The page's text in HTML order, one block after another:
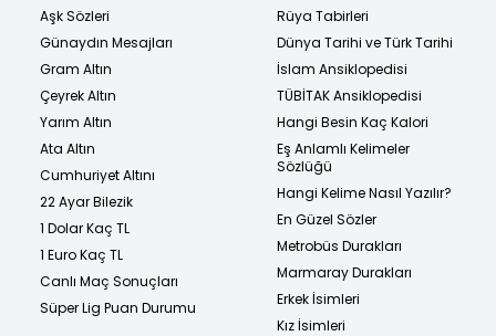
Aşk Sözleri
Günaydın Mesajları
Gram Altın
Çeyrek Altın
Yarım Altın
Ata Altın
Cumhuriyet Altını
22 Ayar Bilezik
1 Dolar Kaç TL
1 Euro Kaç TL
Canlı Maç Sonuçları
Süper Lig Puan Durumu
Rüya Tabirleri
Dünya Tarihi ve Türk Tarihi
İslam Ansiklopedisi
TÜBİTAK Ansiklopedisi
Hangi Besin Kaç Kalori
Eş Anlamlı Kelimeler
Sözlüğü
Hangi Kelime Nasıl Yazılır?
En Güzel Sözler
Metrobüs Durakları
Marmaray Durakları
Erkek İsimleri
Kız İsimleri